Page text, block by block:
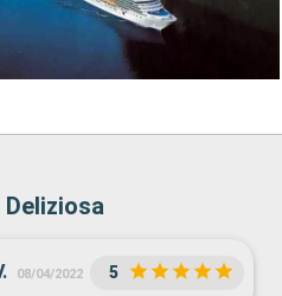
08/04/2022 5